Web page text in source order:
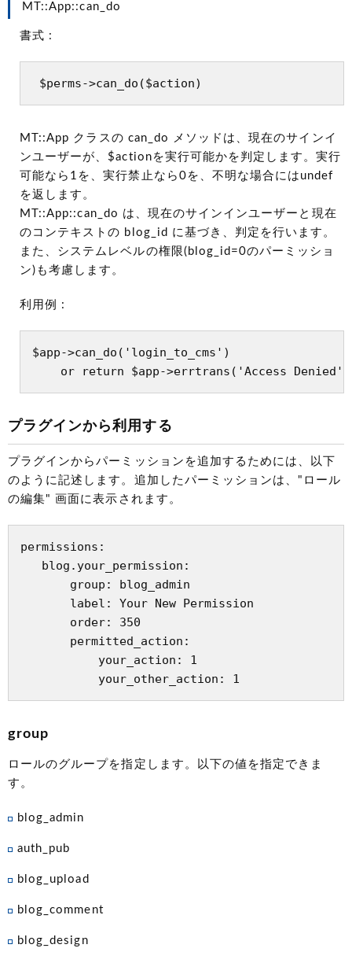
MT::App::can_do
書式 :
MT::App クラスの can_do メソッドは、現在のサインイ
ンユーザーが、$actionを実行可能かを判定します。実行
可能なら1を、実行禁止なら0を、不明な場合にはundef
を返します。
MT::App::can_do は、現在のサインインユーザーと現在
のコンテキストの blog_id に基づき、判定を行います。
また、システムレベルの権限(blog_id=0のパーミッショ
ン)も考慮します。
利用例 :
$app->can_do('login_to_cms')
プラグインから利用する
プラグインからパーミッションを追加するためには、以下
のように記述します。追加したパーミッションは、"ロール
の編集" 画面に表示されます。
permissions:
   blog.your_permission:
       group: blog_admin
       label: Your New Permission
       order: 350
       permitted_action:
           your_action: 1
group
ロールのグループを指定します。以下の値を指定できま
す。
blog_admin
auth_pub
blog_upload
blog_comment
blog_design